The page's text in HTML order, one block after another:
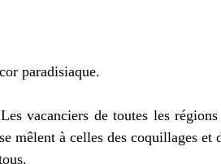
paradisiaque.
vacanciers de toutes les
mêlent à celles des coquillages